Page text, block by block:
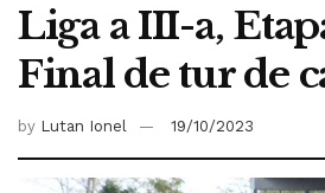
Liga a III-a,
Final de tur de
by Lutan Ionel 19/10/2023